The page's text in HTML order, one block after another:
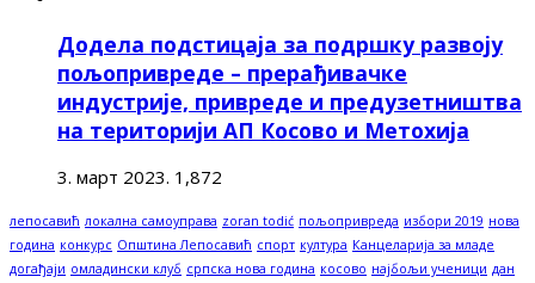
Додела подстицаја за подршку развоју
пољопривреде – прерађивачке
индустрије, привреде и предузетништва
на територији АП Косово и Метохија
3. март 2023. 1,872
лепосавић локална самоуправа zoran todić пољопривреда избори 2019 нова
година конкурс Општина Лепосавић спорт култура Канцеларија за младе
догађаји омладински клуб српска нова година косово најбољи ученици дан